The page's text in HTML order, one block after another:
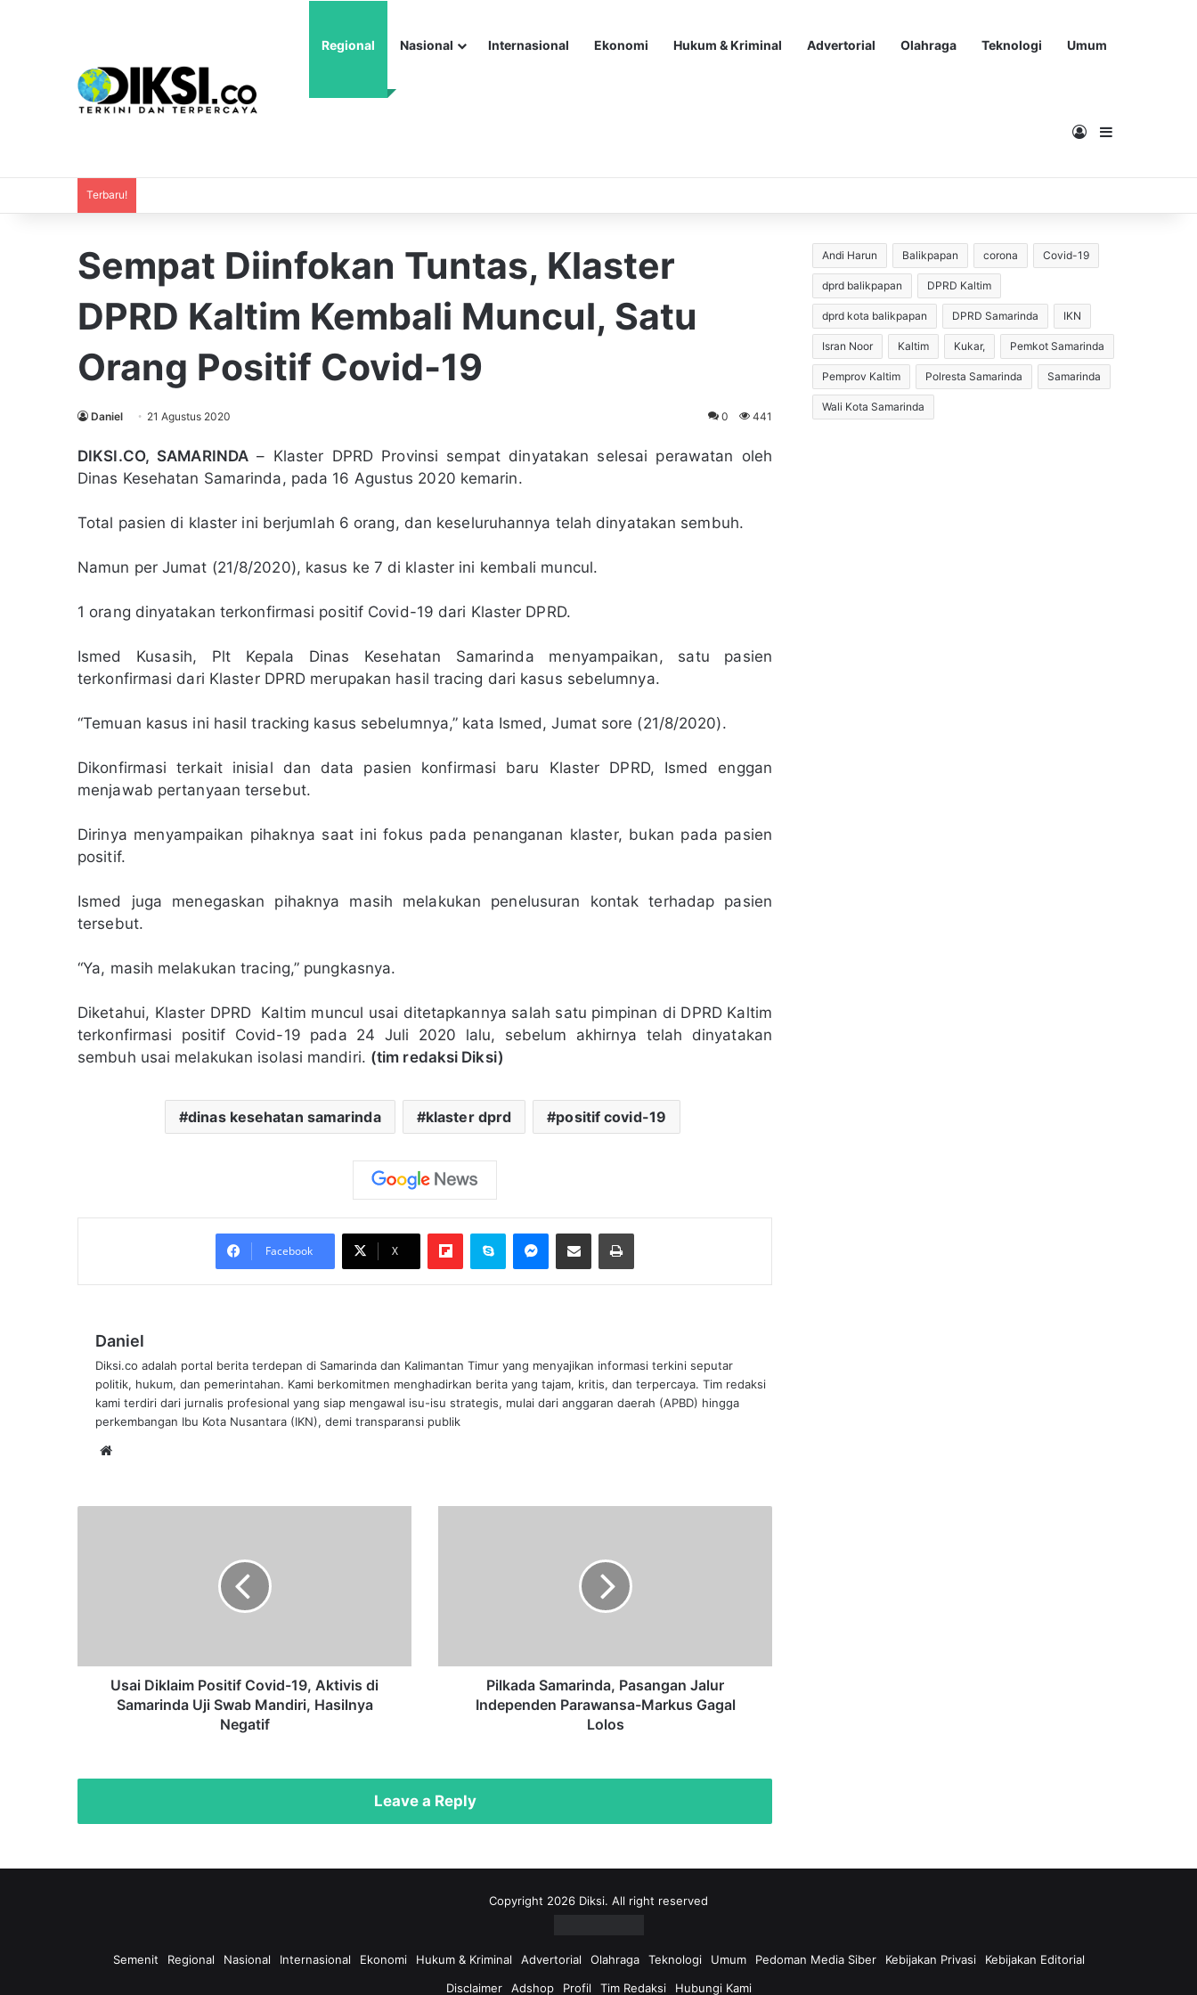
Regional Nasional Internasional Ekonomi Hukum & Kriminal Advertorial Olahraga Teknologi Umum
MasukSidebar
Terbaru!
Sempat Diinfokan Tuntas, Klaster
DPRD Kaltim Kembali Muncul, Satu
Orang Positif Covid-19
Daniel 21 Agustus 2020 0 441
DIKSI.CO, SAMARINDA – Klaster DPRD Provinsi sempat dinyatakan selesai perawatan oleh
Dinas Kesehatan Samarinda, pada 16 Agustus 2020 kemarin.
Total pasien di klaster ini berjumlah 6 orang, dan keseluruhannya telah dinyatakan sembuh.
Namun per Jumat (21/8/2020), kasus ke 7 di klaster ini kembali muncul.
1 orang dinyatakan terkonfirmasi positif Covid-19 dari Klaster DPRD.
Ismed Kusasih, Plt Kepala Dinas Kesehatan Samarinda menyampaikan, satu pasien
terkonfirmasi dari Klaster DPRD merupakan hasil tracing dari kasus sebelumnya.
“Temuan kasus ini hasil tracking kasus sebelumnya,” kata Ismed, Jumat sore (21/8/2020).
Dikonfirmasi terkait inisial dan data pasien konfirmasi baru Klaster DPRD, Ismed enggan
menjawab pertanyaan tersebut.
Dirinya menyampaikan pihaknya saat ini fokus pada penanganan klaster, bukan pada pasien
positif.
Ismed juga menegaskan pihaknya masih melakukan penelusuran kontak terhadap pasien
tersebut.
“Ya, masih melakukan tracing,” pungkasnya.
Diketahui, Klaster DPRD Kaltim muncul usai ditetapkannya salah satu pimpinan di DPRD Kaltim
terkonfirmasi positif Covid-19 pada 24 Juli 2020 lalu, sebelum akhirnya telah dinyatakan
sembuh usai melakukan isolasi mandiri. (tim redaksi Diksi)
dinas kesehatan samarinda klaster dprd positif covid-19
Facebook X
FlipboardSkype Messenger
Bagikan melalui Email Cetak
Daniel
Diksi.co adalah portal berita terdepan di Samarinda dan Kalimantan Timur yang menyajikan informasi terkini seputar
politik, hukum, dan pemerintahan. Kami berkomitmen menghadirkan berita yang tajam, kritis, dan terpercaya. Tim redaksi
kami terdiri dari jurnalis profesional yang siap mengawal isu-isu strategis, mulai dari anggaran daerah (APBD) hingga
perkembangan Ibu Kota Nusantara (IKN), demi transparansi publik
Uji
Mandiri,
Usai Diklaim Positif Covid-19, Aktivis di
Samarinda Uji Swab Mandiri, Hasilnya
Negatif
Lolos
Pilkada Samarinda, Pasangan Jalur
Independen Parawansa-Markus Gagal
Lolos
Leave a Reply
Andi Harun Balikpapan corona Covid-19
dprd balikpapan DPRD Kaltim
dprd kota balikpapan DPRD Samarinda IKN
Isran Noor Kaltim Kukar, Pemkot Samarinda
Pemprov Kaltim Polresta Samarinda Samarinda
Wali Kota Samarinda
Copyright 2026 Diksi. All right reserved
Semenit Regional Nasional Internasional Ekonomi Hukum & Kriminal Advertorial Olahraga Teknologi Umum Pedoman Media Siber Kebijakan Privasi
Kebijakan Editorial
Disclaimer
Adshop Profil Tim Redaksi Hubungi Kami